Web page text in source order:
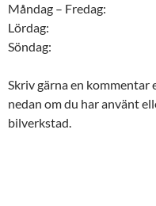
Måndag – Fredag:
Lördag:
Söndag:
Skriv gärna en
nedan om du har använt
bilverkstad.